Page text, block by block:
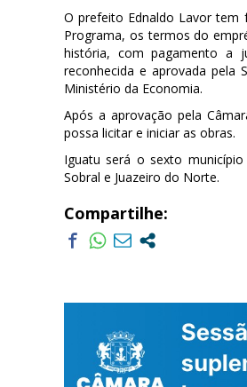
O prefeito Ednaldo Lavor tem
Programa, os termos do
história, com pagamento a
reconhecida e aprovada pela
Ministério da Economia.
Após a aprovação pela
possa licitar e iniciar as obras.
Iguatu será o sexto
Sobral e Juazeiro do Norte.
Compartilhe: